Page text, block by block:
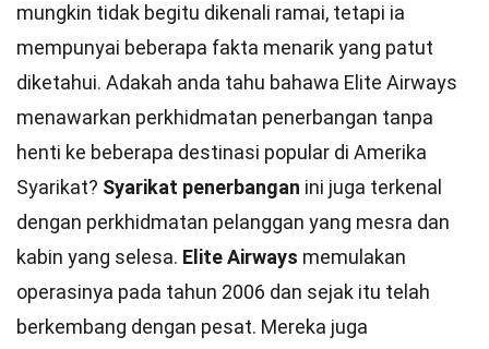
mungkin tidak begitu dikenali ramai, tetapi ia
mempunyai beberapa fakta menarik yang patut
diketahui. Adakah anda tahu bahawa Elite Airways
menawarkan perkhidmatan penerbangan tanpa
henti ke beberapa destinasi popular di Amerika
Syarikat? Syarikat penerbangan ini juga terkenal
dengan perkhidmatan pelanggan yang mesra dan
kabin yang selesa. Elite Airways memulakan
operasinya pada tahun 2006 dan sejak itu telah
berkembang dengan pesat. Mereka juga